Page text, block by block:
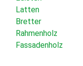
Latten
Bretter
Rahmenholz
Fassadenholz